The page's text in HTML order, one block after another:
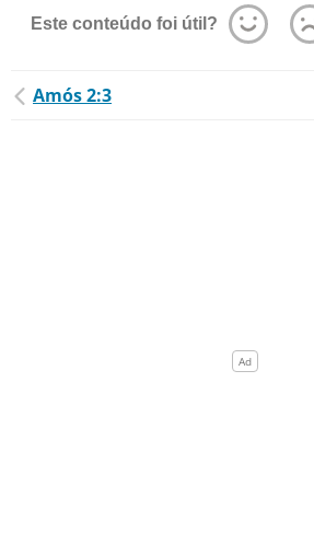
Este conteúdo foi útil?
Amós 2:3